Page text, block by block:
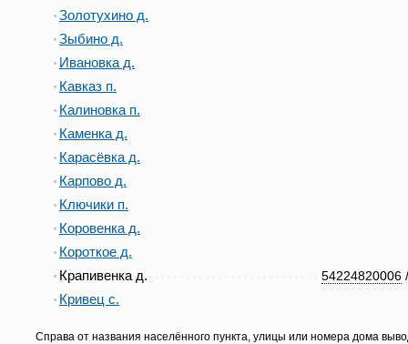
Золотухино д.
Зыбино д.
Ивановка д.
Кавказ п.
Калиновка п.
Каменка д.
Карасёвка д.
Карпово д.
Ключики п.
Коровенка д.
Короткое д.
54224820006
Крапивенка д.
Кривец с.
Справа от названия населённого пункта, улицы или номера дома